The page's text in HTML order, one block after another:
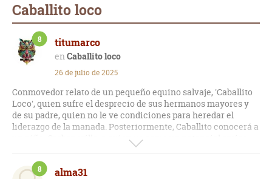
Caballito loco
titumarco
Caballito loco
8
26 de julio de 2025
Conmovedor relato de un pequeño equino salvaje, 'Caballito
Loco', quien sufre el desprecio de sus hermanos mayores y
de su padre, quien no le ve condiciones para heredar el
liderazgo de la manada. Posteriormente, Caballito conocerá a
un niño, Carbonerillo, a quien ve como un potencial amigo,
no obstante el paulatino maltrato a que este lo somete
cuando lo doma para sus propósitos aventureros con el pasar
del tiempo.alma31
8